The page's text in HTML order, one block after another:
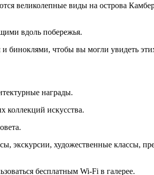
великолепные виды на острова
вдоль побережья.
биноклями, чтобы вы могли увидеть
награды.
коллекций искусства.
экскурсии, художественные классы,
бесплатным Wi-Fi в галерее.